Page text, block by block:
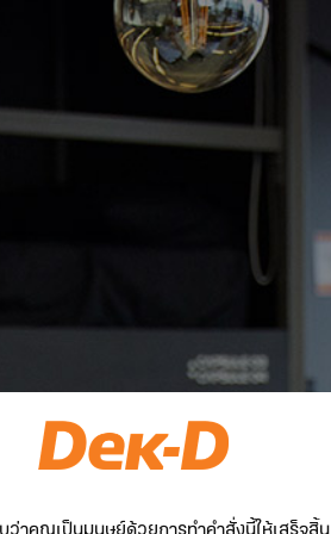
ว่าคุณเป็นมนุษย์ด้วยการทำคำสั่งนี้ให้เสร็จสิ้น